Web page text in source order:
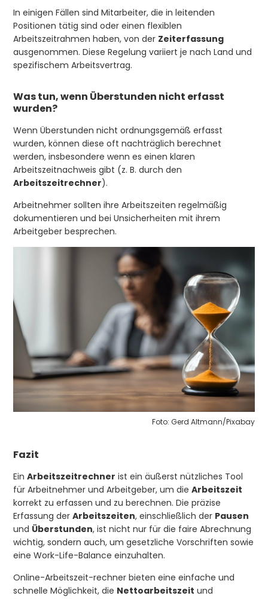
In einigen Fällen sind Mitarbeiter, die in leitenden
Positionen tätig sind oder einen flexiblen
Arbeitszeitrahmen haben, von der Zeiterfassung
ausgenommen. Diese Regelung variiert je nach Land und
spezifischem Arbeitsvertrag.
Was tun, wenn Überstunden nicht erfasst
wurden?
Wenn Überstunden nicht ordnungsgemäß erfasst
wurden, können diese oft nachträglich berechnet
werden, insbesondere wenn es einen klaren
Arbeitszeitnachweis gibt (z. B. durch den
Arbeitszeitrechner).
Arbeitnehmer sollten ihre Arbeitszeiten regelmäßig
dokumentieren und bei Unsicherheiten mit ihrem
Arbeitgeber besprechen.
Foto: Gerd Altmann/Pixabay
Fazit
EinArbeitszeitrechner ist ein äußerst nützliches Tool
für Arbeitnehmer und Arbeitgeber, um dieArbeitszeit
korrekt zu erfassen und zu berechnen. Die präzise
Erfassung derArbeitszeiten, einschließlich der Pausen
und Überstunden, ist nicht nur für die faire Abrechnung
wichtig, sondern auch, um gesetzliche Vorschriften sowie
eine Work-Life-Balance einzuhalten.
Online-Arbeitszeit-rechner bieten eine einfache und
schnelle Möglichkeit, die Nettoarbeitszeit und